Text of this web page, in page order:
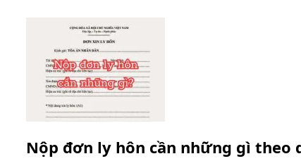
Nộp đơn ly hôn cần những gì theo